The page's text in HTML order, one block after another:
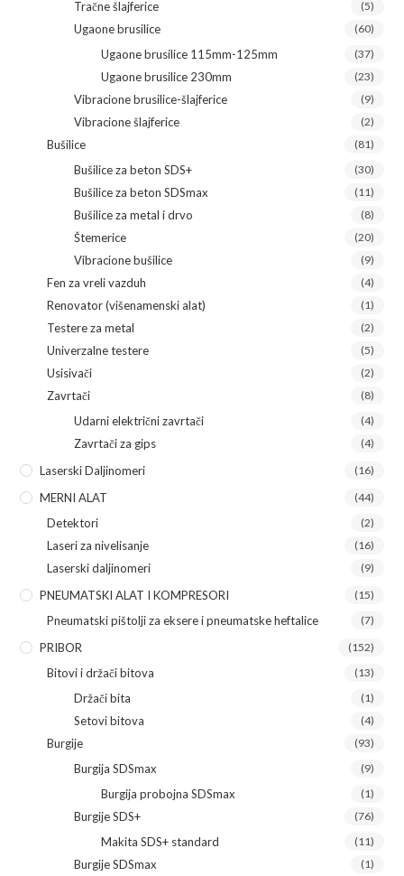
Tračne šlajferice (5)
Ugaone brusilice (60)
Ugaone brusilice 115mm-125mm (37)
Ugaone brusilice 230mm (23)
Vibracione brusilice-šlajferice (9)
Vibracione šlajferice (2)
Bušilice (81)
Bušilice za beton SDS+ (30)
Bušilice za beton SDSmax (11)
Bušilice za metal i drvo (8)
Štemerice (20)
Vibracione bušilice (9)
Fen za vreli vazduh (4)
Renovator (višenamenski alat) (1)
Testere za metal (2)
Univerzalne testere (5)
Usisivači (2)
Zavrtači (8)
Udarni električni zavrtači (4)
Zavrtači za gips (4)
Laserski Daljinomeri (16)
MERNI ALAT (44)
Detektori (2)
Laseri za nivelisanje (16)
Laserski daljinomeri (9)
PNEUMATSKI ALAT I KOMPRESORI (15)
Pneumatski pištolji za eksere i pneumatske heftalice (7)
PRIBOR (152)
Bitovi i držači bitova (13)
Držači bita (1)
Setovi bitova (4)
Burgije (93)
Burgija SDSmax (9)
Burgija probojna SDSmax (1)
Burgije SDS+ (76)
Makita SDS+ standard (11)
Burgije SDSmax (1)